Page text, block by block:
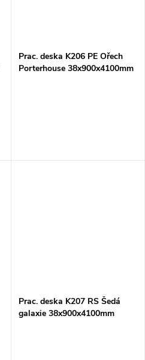
Prac. deska K206 PE Ořech
Porterhouse 38x900x4100mm
Prac. deska K207 RS Šedá
galaxie 38x900x4100mm